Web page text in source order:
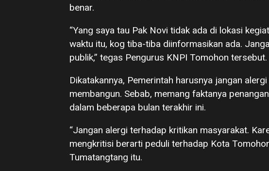
benar.
“Yang saya tau Pak Novi tidak ada di lokasi
waktu itu, kog tiba-tiba diinformasikan ada.
publik,” tegas Pengurus KNPI Tomohon tersebut.
Dikatakannya, Pemerintah harusnya jangan
membangun. Sebab, memang faktanya
dalam beberapa bulan terakhir ini.
“Jangan alergi terhadap kritikan masyarakat.
mengkritisi berarti peduli terhadap Kota
Tumatangtang itu.